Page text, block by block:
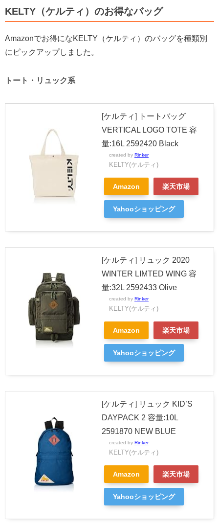
KELTY（ケルティ）のお得なバッグ
Amazonでお得になKELTY（ケルティ）のバッグを種類別
にピックアップしました。
トート・リュック系
[ケルティ] トートバッグ
VERTICAL LOGO TOTE 容
量:16L 2592420 Black
created by Rinker
KELTY(ケルティ)
Amazon 楽天市場
Yahooショッピング
[ケルティ] リュック 2020
WINTER LIMTED WING 容
量:32L 2592433 Olive
created by Rinker
KELTY(ケルティ)
Amazon 楽天市場
Yahooショッピング
[ケルティ] リュック KID’S
DAYPACK 2 容量:10L
2591870 NEW BLUE
created by Rinker
KELTY(ケルティ)
Amazon 楽天市場
Yahooショッピング